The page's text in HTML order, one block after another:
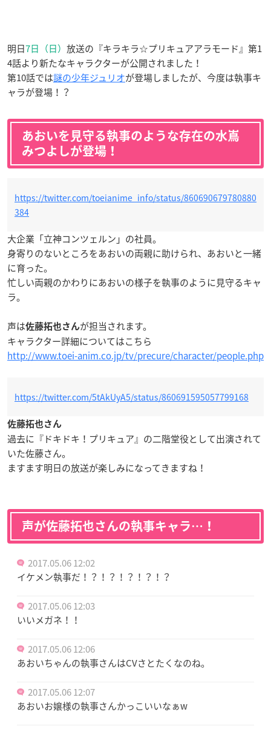
明日7日（日） 放送の『キラキラ☆プリキュアアラモード』第1
4話より新たなキャラクターが公開されました！
第10話では謎の少年ジュリオが登場しましたが、今度は執事キ
ャラが登場！？
あおいを見守る執事のような存在の水嶌
みつよしが登場！
https://twitter.com/toeianime_info/status/860690679780880
384
大企業「立神コンツェルン」の社員。
身寄りのないところをあおいの両親に助けられ、あおいと一緒
に育った。
忙しい両親のかわりにあおいの様子を執事のように見守るキャ
ラ。
声は佐藤拓也さんが担当されます。
キャラクター詳細についてはこちら
http://www.toei-anim.co.jp/tv/precure/character/people.php
https://twitter.com/5tAkUyA5/status/860691595057799168
佐藤拓也さん
過去に『ドキドキ！プリキュア』の二階堂役として出演されて
いた佐藤さん。
ますます明日の放送が楽しみになってきますね！
声が佐藤拓也さんの執事キャラ…！
2017.05.06 12:02
イケメン執事だ！？！？！？！？！？
2017.05.06 12:03
いいメガネ！！
2017.05.06 12:06
あおいちゃんの執事さんはCVさとたくなのね。
2017.05.06 12:07
あおいお嬢様の執事さんかっこいいなぁw